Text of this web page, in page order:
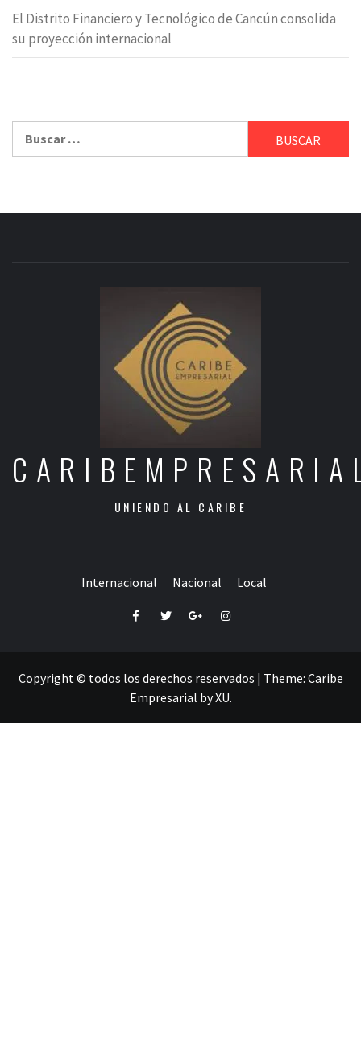
El Distrito Financiero y Tecnológico de Cancún consolida
su proyección internacional
UNIENDO AL CARIBE
Internacional Nacional Local
FacebookTwitterGoogle+Instagram
Copyright © todos los derechos reservados | Theme: Caribe
Empresarial byXU.